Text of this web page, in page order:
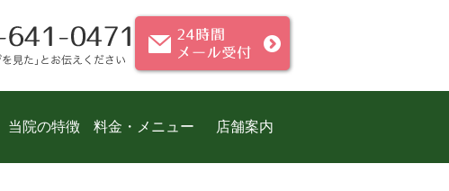
当院の特徴 料金・メニュー 店舗案内